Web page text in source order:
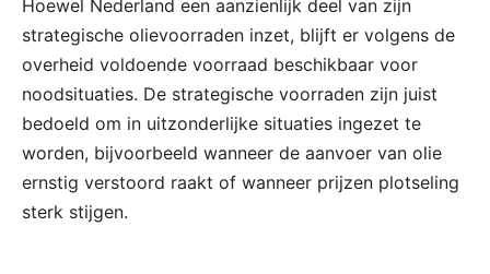
Hoewel Nederland een aanzienlijk deel van zijn
strategische olievoorraden inzet, blijft er volgens de
overheid voldoende voorraad beschikbaar voor
noodsituaties. De strategische voorraden zijn juist
bedoeld om in uitzonderlijke situaties ingezet te
worden, bijvoorbeeld wanneer de aanvoer van olie
ernstig verstoord raakt of wanneer prijzen plotseling
sterk stijgen.